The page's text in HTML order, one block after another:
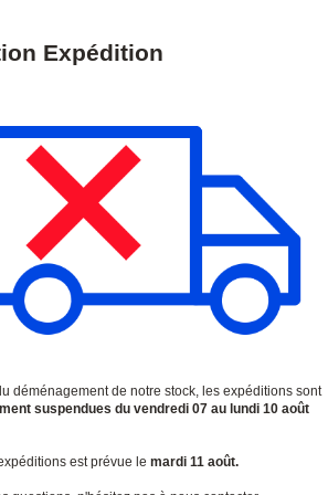
Reprise prévue le